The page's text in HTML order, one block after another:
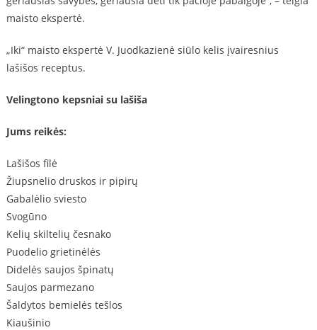
maisto ekspertė.
„Iki“ maisto ekspertė V. Juodkazienė siūlo kelis įvairesnius
lašišos receptus.
Velingtono kepsniai su lašiša
Jums reikės:
Lašišos filė
Žiupsnelio druskos ir pipirų
Gabalėlio sviesto
Svogūno
Kelių skiltelių česnako
Puodelio grietinėlės
Didelės saujos špinatų
Saujos parmezano
Šaldytos bemielės tešlos
Kiaušinio